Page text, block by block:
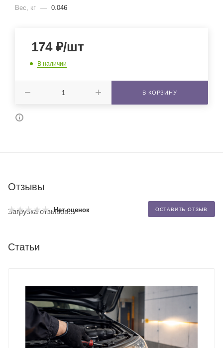
Вес, кг — 0.046
174₽/шт
В наличии
В КОРЗИНУ
Отзывы
Нет оценок ОСТАВИТЬ ОТЗЫВ
Загрузка отзывов...
Статьи